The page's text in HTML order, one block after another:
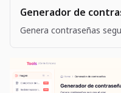
Generador de
Genera contraseñas